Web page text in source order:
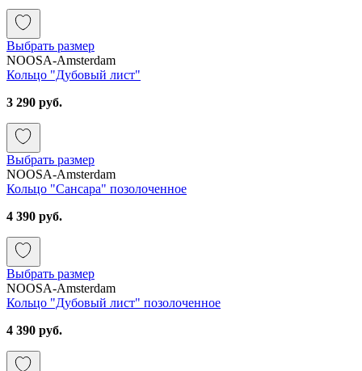
Выбрать размер
NOOSA-Amsterdam
Кольцо "Дубовый лист"
3 290 руб.
Выбрать размер
NOOSA-Amsterdam
Кольцо "Сансара" позолоченное
4 390 руб.
Выбрать размер
NOOSA-Amsterdam
Кольцо "Дубовый лист" позолоченное
4 390 руб.